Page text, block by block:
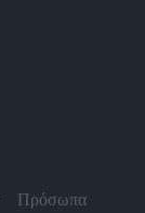
Πρόσωπα